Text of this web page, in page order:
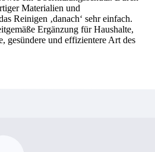
Materialien und
Reinigen ‚danach‘ sehr einfach.
Ergänzung für Haushalte,
gesündere und effizientere Art des